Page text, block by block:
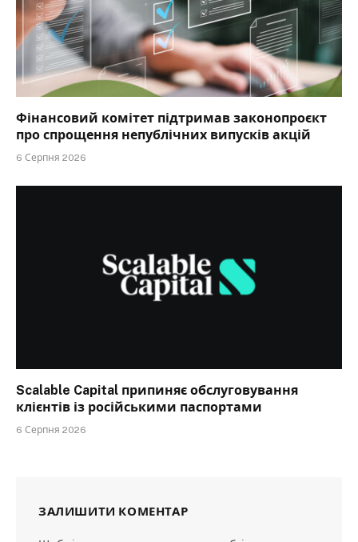
Фінансовий комітет підтримав законопроєкт
про спрощення непублічних випусків акцій
6 Серпня 2026
Scalable Capital припиняє обслуговування
клієнтів із російськими паспортами
6 Серпня 2026
ЗАЛИШИТИ КОМЕНТАР